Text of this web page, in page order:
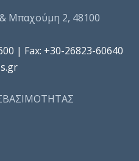
Μπαχούμη 2, 48100
| Fax: +30-26823-60640